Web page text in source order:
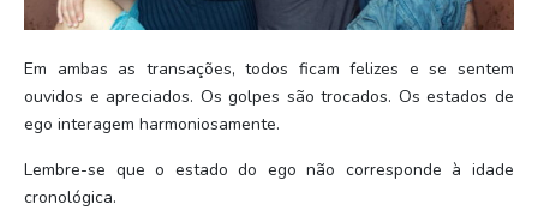
Em ambas as transações, todos ficam felizes e se sentem
ouvidos e apreciados. Os golpes são trocados. Os estados de
ego interagem harmoniosamente.
Lembre-se que o estado do ego não corresponde à idade
cronológica.